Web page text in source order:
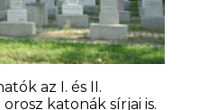
az I. és II.
katonák sírjai is.